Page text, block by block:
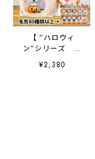
【 ”ハロウィ
ン”シリーズ 犬
種選べる ミニキャ
ンバス トートバッ
¥2,380